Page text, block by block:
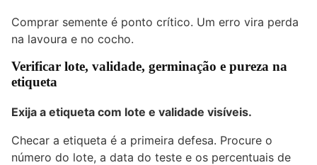
Comprar semente é ponto crítico. Um erro vira perda
na lavoura e no cocho.
Verificar lote, validade, germinação e pureza na
etiqueta
Exija a etiqueta com lote e validade visíveis.
Checar a etiqueta é a primeira defesa. Procure o
número do lote, a data do teste e os percentuais de